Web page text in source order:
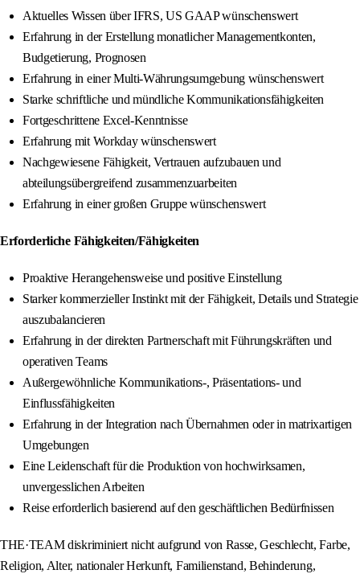
Aktuelles Wissen über IFRS, US GAAP wünschenswert
Erfahrung in der Erstellung monatlicher Managementkonten,
Budgetierung, Prognosen
Erfahrung in einer Multi-Währungsumgebung wünschenswert
Starke schriftliche und mündliche Kommunikationsfähigkeiten
Fortgeschrittene Excel-Kenntnisse
Erfahrung mit Workday wünschenswert
Nachgewiesene Fähigkeit, Vertrauen aufzubauen und
abteilungsübergreifend zusammenzuarbeiten
Erfahrung in einer großen Gruppe wünschenswert
Erforderliche Fähigkeiten/Fähigkeiten
Proaktive Herangehensweise und positive Einstellung
Starker kommerzieller Instinkt mit der Fähigkeit, Details und Strategie
auszubalancieren
Erfahrung in der direkten Partnerschaft mit Führungskräften und
operativen Teams
Außergewöhnliche Kommunikations-, Präsentations- und
Einflussfähigkeiten
Erfahrung in der Integration nach Übernahmen oder in matrixartigen
Umgebungen
Eine Leidenschaft für die Produktion von hochwirksamen,
unvergesslichen Arbeiten
Reise erforderlich basierend auf den geschäftlichen Bedürfnissen
THE·TEAM diskriminiert nicht aufgrund von Rasse, Geschlecht, Farbe,
Religion, Alter, nationaler Herkunft, Familienstand, Behinderung,